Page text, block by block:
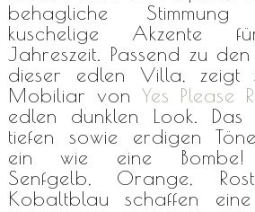
behagliche
kuschelige Akzente
Jahreszeit. Passend zu
dieser edlen Villa, zeigt
Mobiliar von Yes Please
edlen dunklen Look. Das
tiefen sowie erdigen
ein wie eine Bombe!
Senfgelb, Orange,
Kobaltblau schaffen